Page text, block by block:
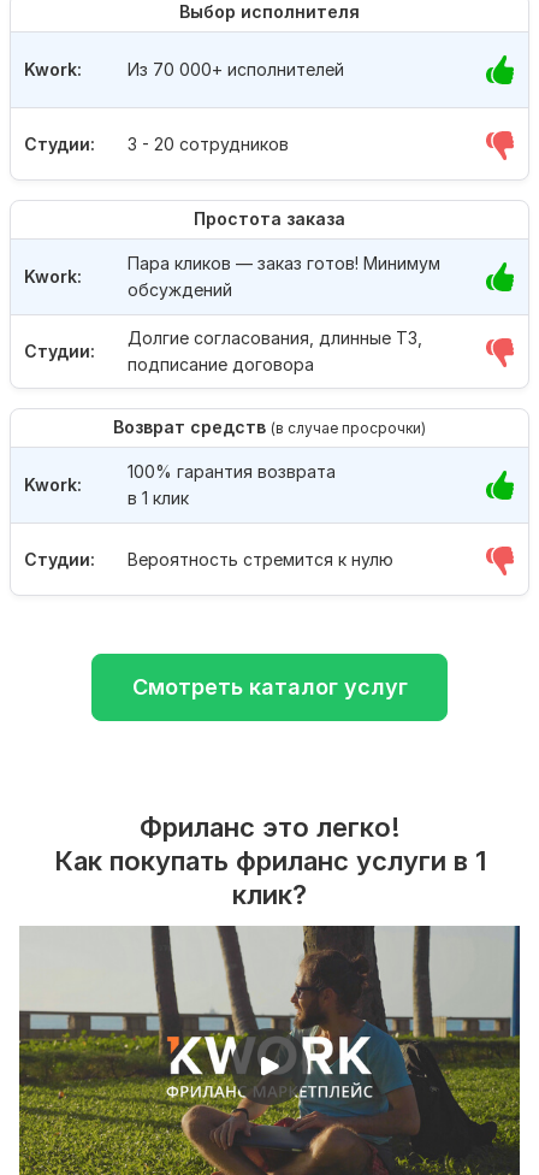
Выбор исполнителя
Студии: 3 - 20 сотрудников
Kwork: Из 70 000+ исполнителей
Простота заказа
Студии:
Долгие согласования, длинные ТЗ,
подписание договора
Kwork:
Пара кликов — заказ готов! Минимум
обсуждений
Возврат средств (в случае просрочки)
Студии: Вероятность стремится к нулю
Kwork:
100% гарантия возврата
в 1 клик
Смотреть каталог услуг
Фриланс это легко!
Как покупать фриланс услуги в 1
клик?